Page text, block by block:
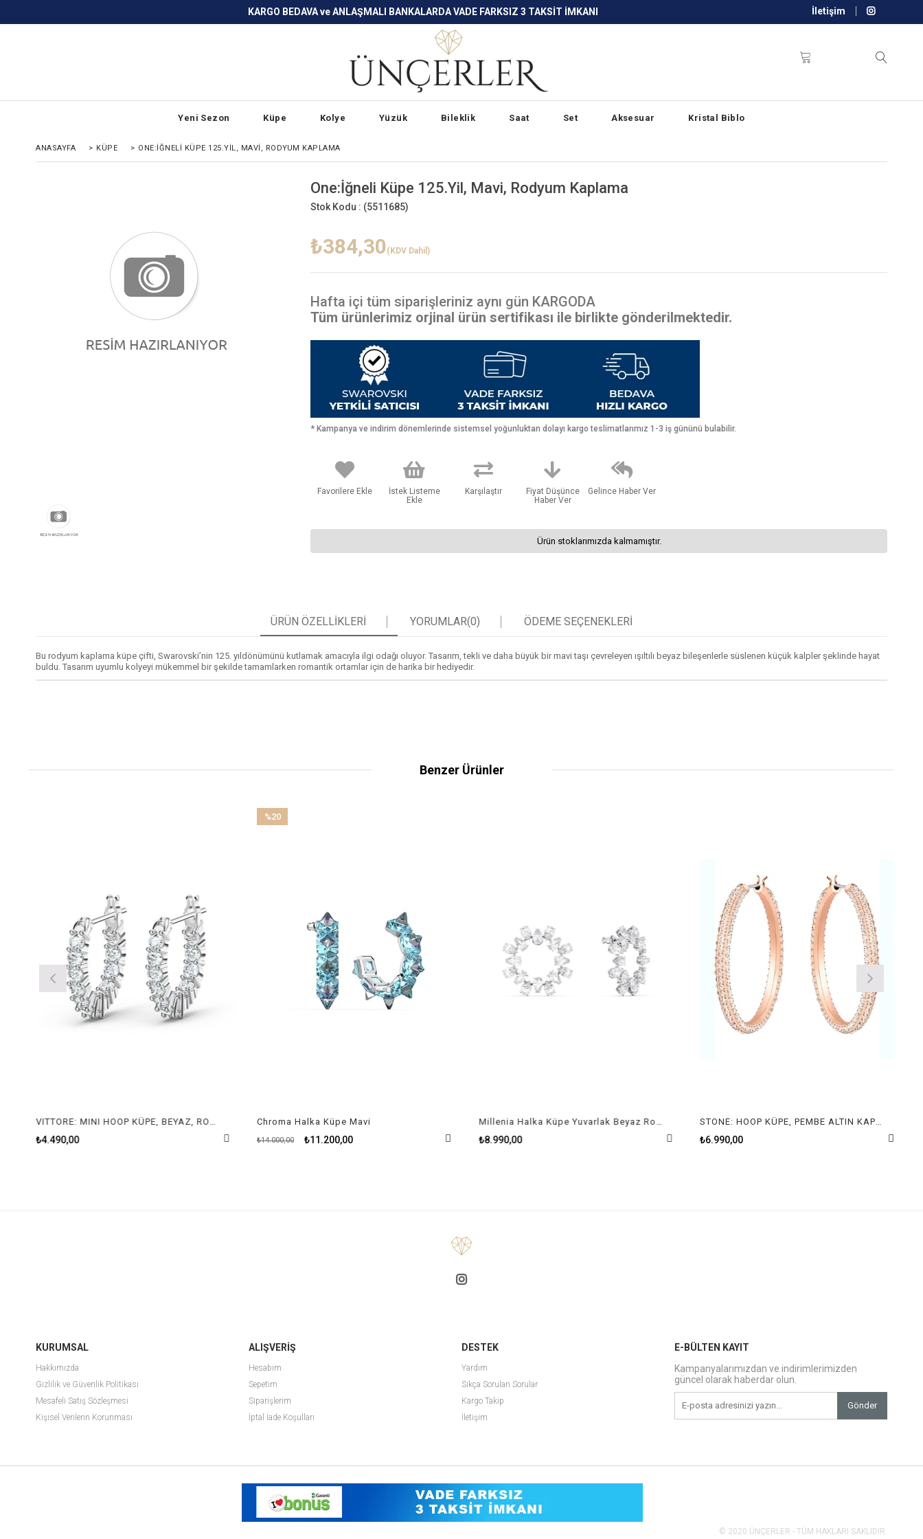
KARGO BEDAVA ve ANLAŞMALI BANKALARDA VADE FARKSIZ 3 TAKSİT İMKANI İletişim
Yeni Sezon Küpe Kolye Yüzük Bileklik Saat Set Aksesuar Kristal Biblo
ANASAYFA > KÜPE > ONE:İĞNELI KÜPE 125.YIL, MAVI, RODYUM KAPLAMA
One:İğneli Küpe 125.Yil, Mavi, Rodyum Kaplama
Stok Kodu : (5511685)
₺384,30 (KDV Dahil)
Hafta içi tüm siparişleriniz aynı gün KARGODA
Tüm ürünlerimiz orjinal ürün sertifikası ile birlikte gönderilmektedir.
* Kampanya ve indirim dönemlerinde sistemsel yoğunluktan dolayı kargo teslimatlarımız 1-3 iş gününü bulabilir.
Favorilere Ekle
İstek Listeme
Ekle
Karşılaştır
Fiyat Düşünce
Haber Ver
Gelince Haber Ver
Ürün stoklarımızda kalmamıştır.
ÜRÜN ÖZELLIKLERI YORUMLAR(0) ÖDEME SEÇENEKLERI
Bu rodyum kaplama küpe çifti, Swarovski’nin 125. yıldönümünü kutlamak amacıyla ilgi odağı oluyor. Tasarım, tekli ve daha büyük bir mavi taşı çevreleyen ışıltılı beyaz bileşenlerle süslenen küçük kalpler şeklinde hayat
buldu. Tasarım uyumlu kolyeyi mükemmel bir şekilde tamamlarken romantik ortamlar için de harika bir hediyedir.
Benzer Ürünler
VITTORE: MINI HOOP KÜPE, BEYAZ, RODYUM KAPLAMA
₺4.490,00
Chroma Halka Küpe Mavi
₺11.200,00
₺14.000,00
%20
Millenia Halka Küpe Yuvarlak Beyaz Rodyum Kaplama
₺8.990,00
STONE: HOOP KÜPE, PEMBE ALTIN KAPLAMA
₺6.990,00
KURUMSAL
Hakkımızda
Gizlilik ve Güvenlik Politikası
Mesafeli Satış Sözleşmesi
Kişisel Verilerin Korunması
ALIŞVERİŞ
Hesabım
Sepetim
Siparişlerim
İptal İade Koşulları
DESTEK
Yardım
Sıkça Sorulan Sorular
Kargo Takip
İletişim
E-BÜLTEN KAYIT
Kampanyalarımızdan ve indirimlerimizden
güncel olarak haberdar olun.
Gönder
© 2020 ÜNÇERLER - TÜM HAKLARI SAKLIDIR.